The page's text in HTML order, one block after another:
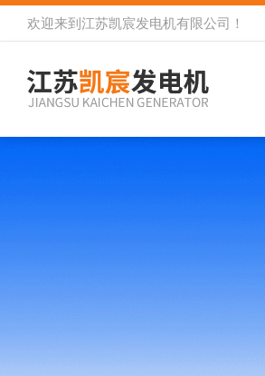
欢迎来到 江苏凯宸发电机有限公司 ！